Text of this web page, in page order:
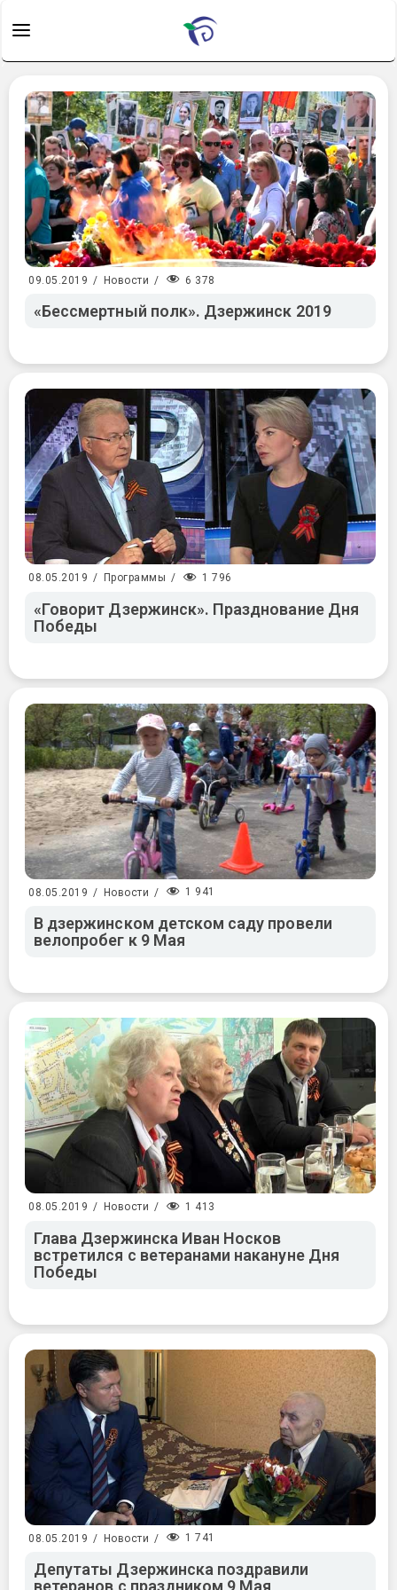
09.05.2019 / Новости / 6 378
«Бессмертный полк». Дзержинск 2019
08.05.2019 / Программы / 1 796
«Говорит Дзержинск». Празднование Дня
Победы
08.05.2019 / Новости / 1 941
В дзержинском детском саду провели
велопробег к 9 Мая
08.05.2019 / Новости / 1 413
Глава Дзержинска Иван Носков
встретился с ветеранами накануне Дня
Победы
08.05.2019 / Новости / 1 741
Депутаты Дзержинска поздравили
ветеранов с праздником 9 Мая